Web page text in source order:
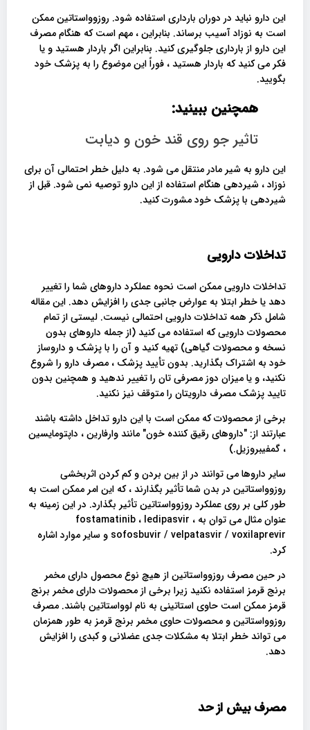
این دارو نباید در دوران بارداری استفاده شود. روزوواستاتین ممکن
است به نوزاد آسیب برساند. بنابراین ، مهم است که هنگام مصرف
این دارو از بارداری جلوگیری کنید. بنابراین اگر باردار هستید و یا
فکر می کنید که باردار هستید ، فوراً این موضوع را به پزشک خود
بگویید.
همچنین ببینید:
تاثیر جو روی قند خون و دیابت
این دارو به شیر مادر منتقل می شود. به دلیل خطر احتمالی آن برای
نوزاد ، شیردهی هنگام استفاده از این دارو توصیه نمی شود. قبل از
شیردهی با پزشک خود مشورت کنید.
تداخلات دارویی
تداخلات دارویی ممکن است نحوه عملکرد داروهای شما را تغییر
دهد یا خطر ابتلا به عوارض جانبی جدی را افزایش دهد. این مقاله
شامل ذکر همه تداخلات دارویی احتمالی نیست. لیستی از تمام
محصولات دارویی که استفاده می کنید (از جمله داروهای بدون
نسخه و محصولات گیاهی) تهیه کنید و آن را با پزشک و داروساز
خود به اشتراک بگذارید. بدون تأیید پزشک ، مصرف دارو را شروع
نکنید، و یا میزان دوز مصرفی تان را تغییر ندهید و همچنین بدون
تایید پزشک مصرف دارویتان را متوقف نیز نکنید.
برخی از محصولات که ممکن است با این دارو تداخل داشته باشند
عبارتند از: "داروهای رقیق کننده خون" مانند وارفارین ، داپتومایسین
، گمفیبروزیل.)
سایر داروها می توانند در از بین بردن و کم کردن اثربخشی
روزوواستاتین در بدن شما تأثیر بگذارند ، که این امر ممکن است به
طور کلی بر روی عملکرد روزوواستاتین تأثیر بگذارد. در این زمینه به
عنوان مثال می توان به fostamatinib ، ledipasvir ،
sofosbuvir / velpatasvir / voxilaprevir و سایر موارد اشاره
کرد.
در حین مصرف روزوواستاتین از هیچ نوع محصول دارای مخمر
برنج قرمز استفاده نکنید زیرا برخی از محصولات دارای مخمر برنج
قرمز ممکن است حاوی استاتینی به نام لوواستاتین باشند. مصرف
روزوواستاتین و محصولات حاوی مخمر برنج قرمز به طور همزمان
می تواند خطر ابتلا به مشکلات جدی عضلانی و کبدی را افزایش
دهد.
مصرف بیش از حد